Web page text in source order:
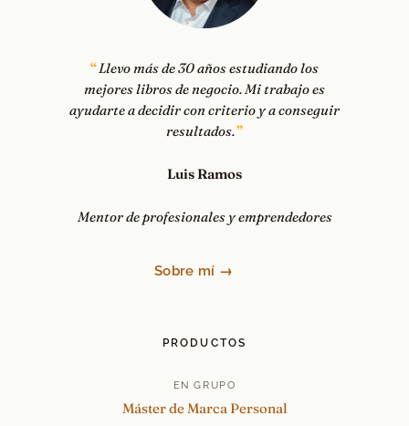
Llevo más de 30 años estudiando los
mejores libros de negocio. Mi trabajo es
ayudarte a decidir con criterio y a conseguir
resultados.
Luis Ramos
Mentor de profesionales y emprendedores
Sobre mí →
PRODUCTOS
EN GRUPO
Máster de Marca Personal